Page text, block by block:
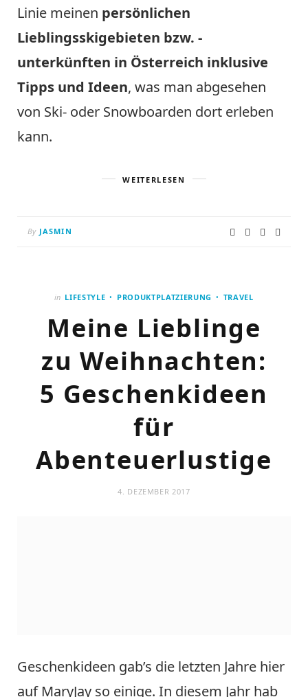
Linie meinen persönlichen
Lieblingsskigebieten bzw. -
unterkünften in Österreich inklusive
Tipps und Ideen, was man abgesehen
von Ski- oder Snowboarden dort erleben
kann.
WEITERLESEN
By JASMIN
in LIFESTYLE PRODUKTPLATZIERUNG TRAVEL
Meine Lieblinge
zu Weihnachten:
5 Geschenkideen
für
Abenteuerlustige
4. DEZEMBER 2017
Geschenkideen gab’s die letzten Jahre hier
auf MaryJay so einige. In diesem Jahr hab